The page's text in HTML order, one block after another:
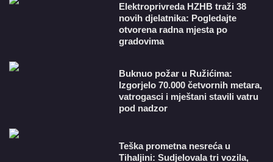
​Elektroprivreda HZHB traži 38
novih djelatnika: Pogledajte
otvorena radna mjesta po
gradovima
Buknuo požar u Ružićima:
Izgorjelo 70.000 četvornih metara,
vatrogasci i mještani stavili vatru
pod nadzor
Teška prometna nesreća u
Tihaljini: Sudjelovala tri vozila,